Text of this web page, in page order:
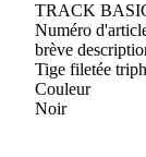
TRACK
Numéro
brève
Tige filetée
Couleur
Noir